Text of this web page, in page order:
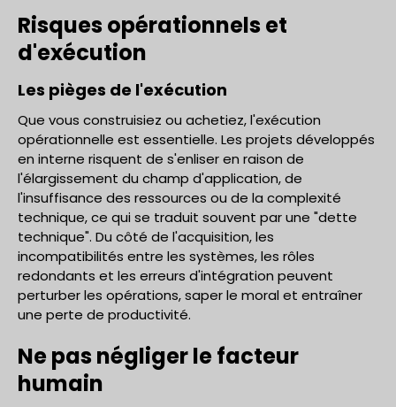
Risques opérationnels et
d'exécution
Les pièges de l'exécution
Que vous construisiez ou achetiez, l'exécution
opérationnelle est essentielle. Les projets développés
en interne risquent de s'enliser en raison de
l'élargissement du champ d'application, de
l'insuffisance des ressources ou de la complexité
technique, ce qui se traduit souvent par une "dette
technique". Du côté de l'acquisition, les
incompatibilités entre les systèmes, les rôles
redondants et les erreurs d'intégration peuvent
perturber les opérations, saper le moral et entraîner
une perte de productivité.
Ne pas négliger le facteur
humain